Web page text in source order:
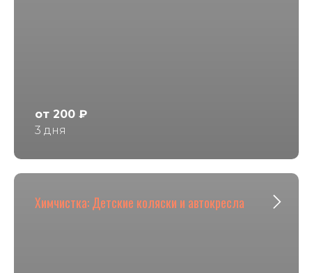
от 200 ₽
3 дня
Химчистка: Детские коляски и автокресла